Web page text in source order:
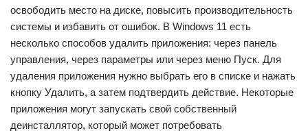
освободить место на диске, повысить производительность
системы и избавить от ошибок. В Windows 11 есть
несколько способов удалить приложения: через панель
управления, через параметры или через меню Пуск. Для
удаления приложения нужно выбрать его в списке и нажать
кнопку Удалить, а затем подтвердить действие. Некоторые
приложения могут запускать свой собственный
деинсталлятор, который может потребовать